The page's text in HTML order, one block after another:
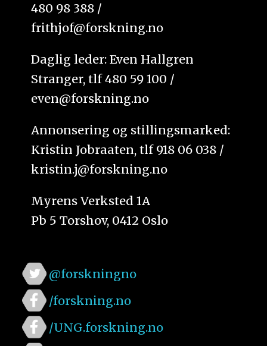
480 98 388 /
frithjof@forskning.no
Daglig leder: Even Hallgren
Stranger, tlf 480 59 100 /
even@forskning.no
Annonsering og stillingsmarked:
Kristin Jobraaten, tlf 918 06 038 /
kristin.j@forskning.no
Myrens Verksted 1A
Pb 5 Torshov, 0412 Oslo
@forskningno
/forskning.no
/UNG.forskning.no